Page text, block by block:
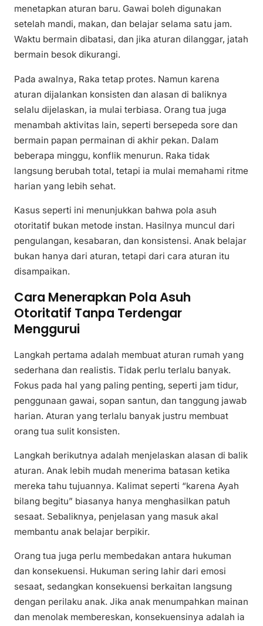
menetapkan aturan baru. Gawai boleh digunakan
setelah mandi, makan, dan belajar selama satu jam.
Waktu bermain dibatasi, dan jika aturan dilanggar, jatah
bermain besok dikurangi.
Pada awalnya, Raka tetap protes. Namun karena
aturan dijalankan konsisten dan alasan di baliknya
selalu dijelaskan, ia mulai terbiasa. Orang tua juga
menambah aktivitas lain, seperti bersepeda sore dan
bermain papan permainan di akhir pekan. Dalam
beberapa minggu, konflik menurun. Raka tidak
langsung berubah total, tetapi ia mulai memahami ritme
harian yang lebih sehat.
Kasus seperti ini menunjukkan bahwa pola asuh
otoritatif bukan metode instan. Hasilnya muncul dari
pengulangan, kesabaran, dan konsistensi. Anak belajar
bukan hanya dari aturan, tetapi dari cara aturan itu
disampaikan.
Cara Menerapkan Pola Asuh
Otoritatif Tanpa Terdengar
Menggurui
Langkah pertama adalah membuat aturan rumah yang
sederhana dan realistis. Tidak perlu terlalu banyak.
Fokus pada hal yang paling penting, seperti jam tidur,
penggunaan gawai, sopan santun, dan tanggung jawab
harian. Aturan yang terlalu banyak justru membuat
orang tua sulit konsisten.
Langkah berikutnya adalah menjelaskan alasan di balik
aturan. Anak lebih mudah menerima batasan ketika
mereka tahu tujuannya. Kalimat seperti “karena Ayah
bilang begitu” biasanya hanya menghasilkan patuh
sesaat. Sebaliknya, penjelasan yang masuk akal
membantu anak belajar berpikir.
Orang tua juga perlu membedakan antara hukuman
dan konsekuensi. Hukuman sering lahir dari emosi
sesaat, sedangkan konsekuensi berkaitan langsung
dengan perilaku anak. Jika anak menumpahkan mainan
dan menolak membereskan, konsekuensinya adalah ia